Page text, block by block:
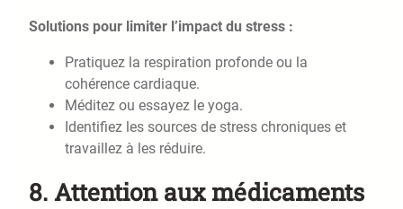
Solutions pour limiter l’impact du stress :
Pratiquez la respiration profonde ou la
cohérence cardiaque.
Méditez ou essayez le yoga.
Identifiez les sources de stress chroniques et
travaillez à les réduire.
8. Attention aux médicaments